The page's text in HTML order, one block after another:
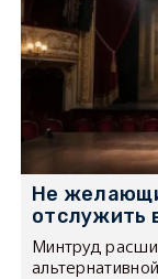
Не
отслужить
Минтруд